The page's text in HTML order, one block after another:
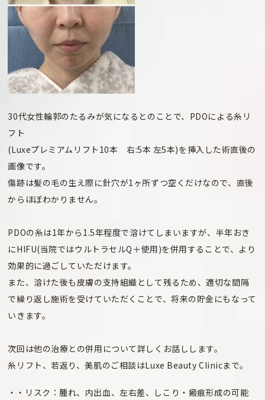
30代女性輪郭のたるみが気になるとのことで、PDOによる糸リ
フト
(Luxeプレミアムリフト10本 右:5本 左5本)を挿入した術直後の
画像です。
傷跡は髪の毛の生え際に針穴が1ヶ所ずつ空くだけなので、直後
からほぼわかりません。
PDOの糸は1年から1.5年程度で溶けてしまいますが、半年おき
にHIFU(当院ではウルトラセルQ＋使用)を併用することで、より
効果的に過ごしていただけます。
また、溶けた後も皮膚の支持組織として残るため、適切な間隔
で繰り返し施術を受けていただくことで、将来の貯金にもなって
いきます。
次回は他の治療との併用について詳しくお話しします。
糸リフト、若返り、美肌のご相談はLuxe Beauty Clinicまで。
・リスク：腫れ、内出血、左右差、しこり・瘢痕形成の可能